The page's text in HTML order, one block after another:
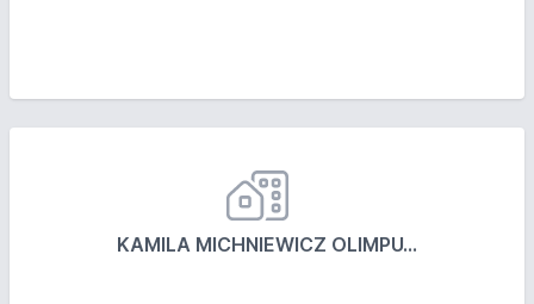
KAMILA MICHNIEWICZ OLIMPU...